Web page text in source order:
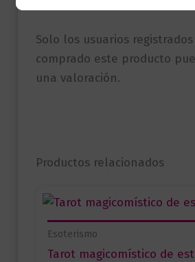
Solo los usuarios
comprado este producto
una valoración.
Productos relacionados
Esoterismo
Tarot magicomístico de